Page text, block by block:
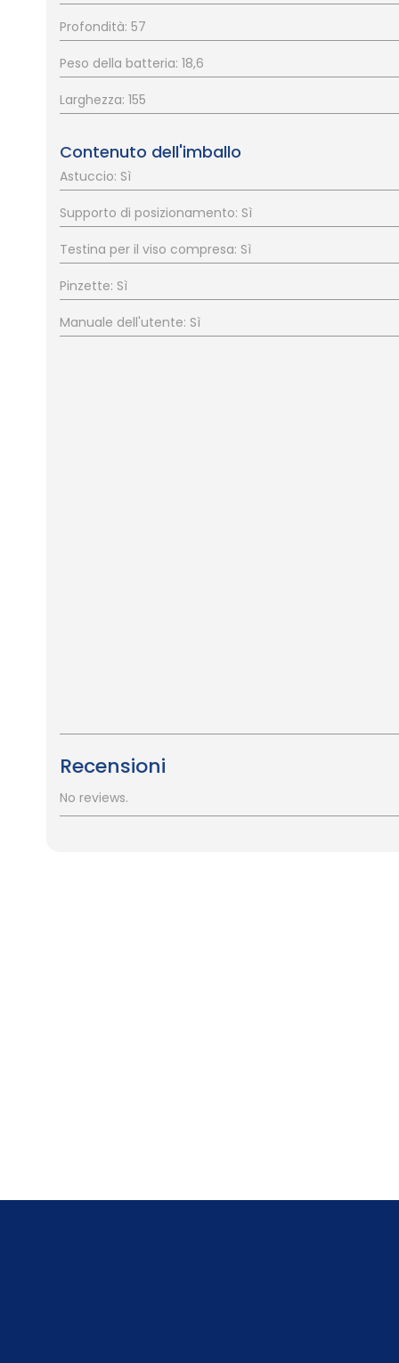
Profondità: 57
Peso della batteria: 18,6
Larghezza: 155
Contenuto dell'imballo
Astuccio: Sì
Supporto di posizionamento: Sì
Testina per il viso compresa: Sì
Pinzette: Sì
Manuale dell'utente: Sì
Recensioni
No reviews.